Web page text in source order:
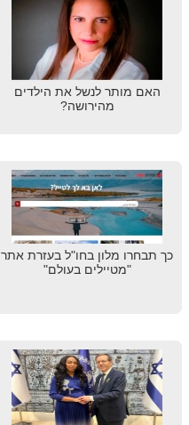
האם מותר לנשל את הילדים
מהירושה?
כך תבחרו מלון בחו"ל בעזרת אתר
"מטיילים בעולם"